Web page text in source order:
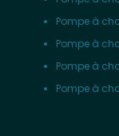
Pompe à
Pompe à
Pompe à
Pompe à